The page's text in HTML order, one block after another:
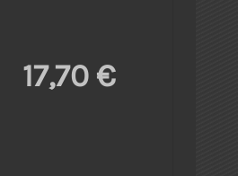
17,70 €